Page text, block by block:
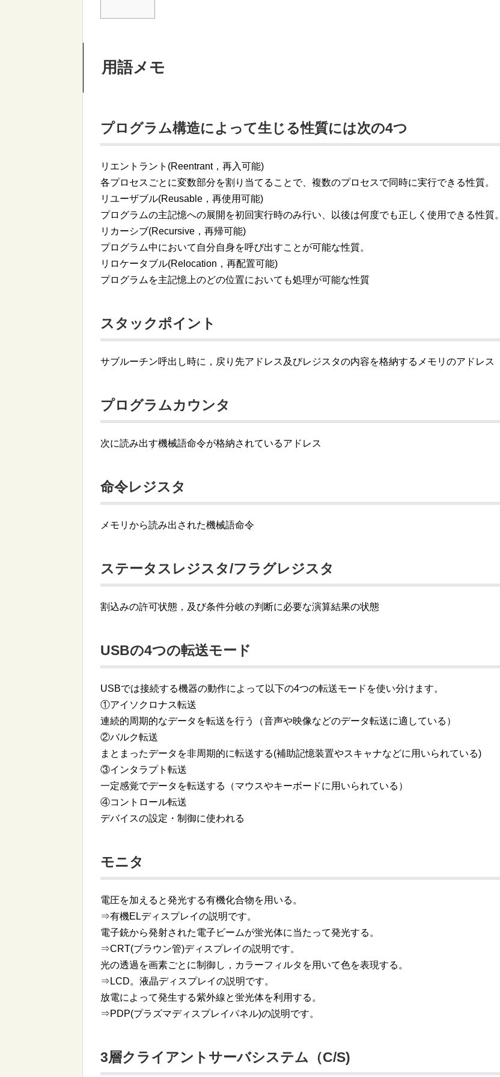
用語メモ
プログラム構造によって生じる性質には次の4つ
リエントラント(Reentrant，再入可能)
各プロセスごとに変数部分を割り当てることで、複数のプロセスで同時に実行できる性質。
リユーザブル(Reusable，再使用可能)
プログラムの主記憶への展開を初回実行時のみ行い、以後は何度でも正しく使用できる性質。
リカーシブ(Recursive，再帰可能)
プログラム中において自分自身を呼び出すことが可能な性質。
リロケータブル(Relocation，再配置可能)
プログラムを主記憶上のどの位置においても処理が可能な性質
スタックポイント
サブルーチン呼出し時に，戻り先アドレス及びレジスタの内容を格納するメモリのアドレス
プログラムカウンタ
次に読み出す機械語命令が格納されているアドレス
命令レジスタ
メモリから読み出された機械語命令
ステータスレジスタ/フラグレジスタ
割込みの許可状態，及び条件分岐の判断に必要な演算結果の状態
USBの4つの転送モード
USBでは接続する機器の動作によって以下の4つの転送モードを使い分けます。
①アイソクロナス転送
連続的周期的なデータを転送を行う（音声や映像などのデータ転送に適している）
②バルク転送
まとまったデータを非周期的に転送する(補助記憶装置やスキャナなどに用いられている)
③インタラプト転送
一定感覚でデータを転送する（マウスやキーボードに用いられている）
④コントロール転送
デバイスの設定・制御に使われる
モニタ
電圧を加えると発光する有機化合物を用いる。
⇒有機ELディスプレイの説明です。
電子銃から発射された電子ビームが蛍光体に当たって発光する。
⇒CRT(ブラウン管)ディスプレイの説明です。
光の透過を画素ごとに制御し，カラーフィルタを用いて色を表現する。
⇒LCD。液晶ディスプレイの説明です。
放電によって発生する紫外線と蛍光体を利用する。
⇒PDP(プラズマディスプレイパネル)の説明です。
3層クライアントサーバシステム（C/S)